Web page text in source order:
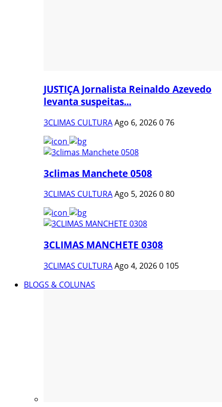
JUSTIÇA Jornalista Reinaldo Azevedo
levanta suspeitas...
3CLIMAS CULTURAAgo 6, 2026076
3climas Manchete 0508
3CLIMAS CULTURAAgo 5, 2026080
3CLIMAS MANCHETE 0308
3CLIMAS CULTURAAgo 4, 20260 105
BLOGS & COLUNAS